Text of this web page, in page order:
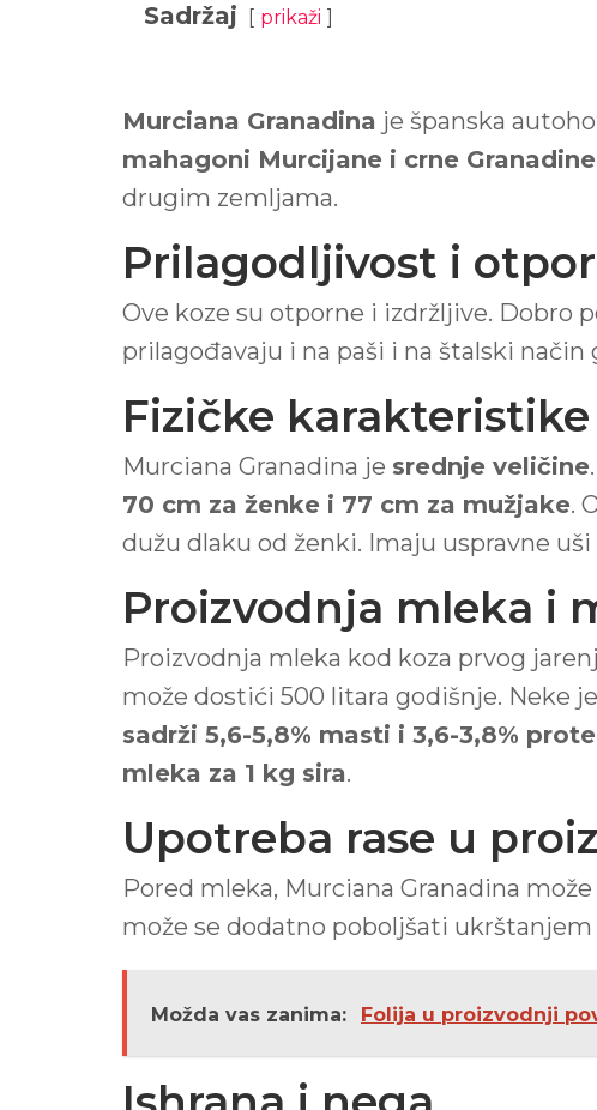
Sadržaj prikaži
Murciana Granadina je španska
mahagoni Murcijane i crne Granadine
drugim zemljama.
Prilagodljivost i
Ove koze su otporne i izdržljive. Dobro
prilagođavaju i na paši i na štalski
Fizičke karakteristike
Murciana Granadina je srednje veličine.
70 cm za ženke i 77 cm za mužjake.
dužu dlaku od ženki. Imaju uspravne uši
Proizvodnja mleka i
Proizvodnja mleka kod koza prvog
može dostići 500 litara godišnje. Neke
sadrži 5,6-5,8% masti i 3,6-3,8%
mleka za 1 kg sira.
Upotreba rase u
Pored mleka, Murciana Granadina
može se dodatno poboljšati ukrštanjem
Možda vas zanima: Folija u proizvodnji